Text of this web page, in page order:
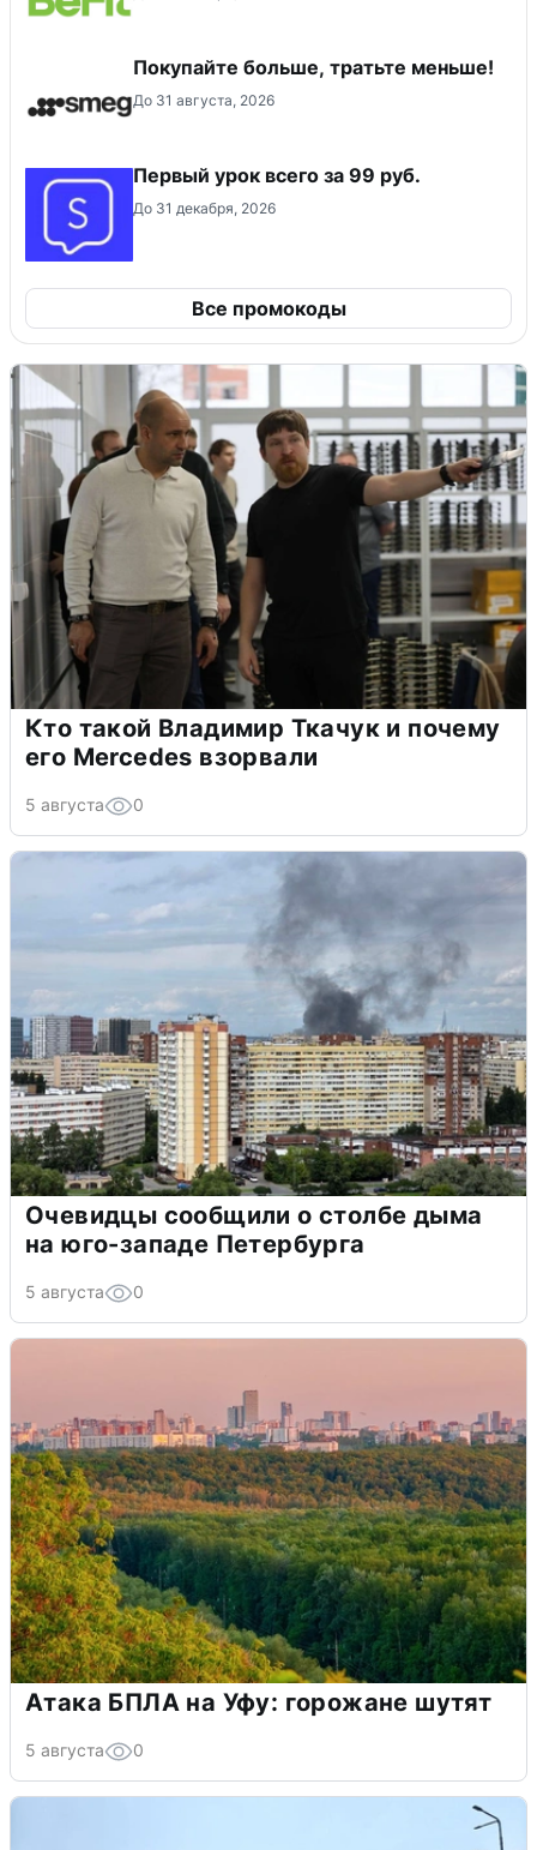
Покупайте больше, тратьте меньше!
До 31 августа, 2026
Первый урок всего за 99 руб.
До 31 декабря, 2026
Все промокоды
Кто такой Владимир Ткачук и почему
его Mercedes взорвали
5 августа 0
Очевидцы сообщили о столбе дыма
на юго-западе Петербурга
5 августа 0
Атака БПЛА на Уфу: горожане шутят
5 августа 0